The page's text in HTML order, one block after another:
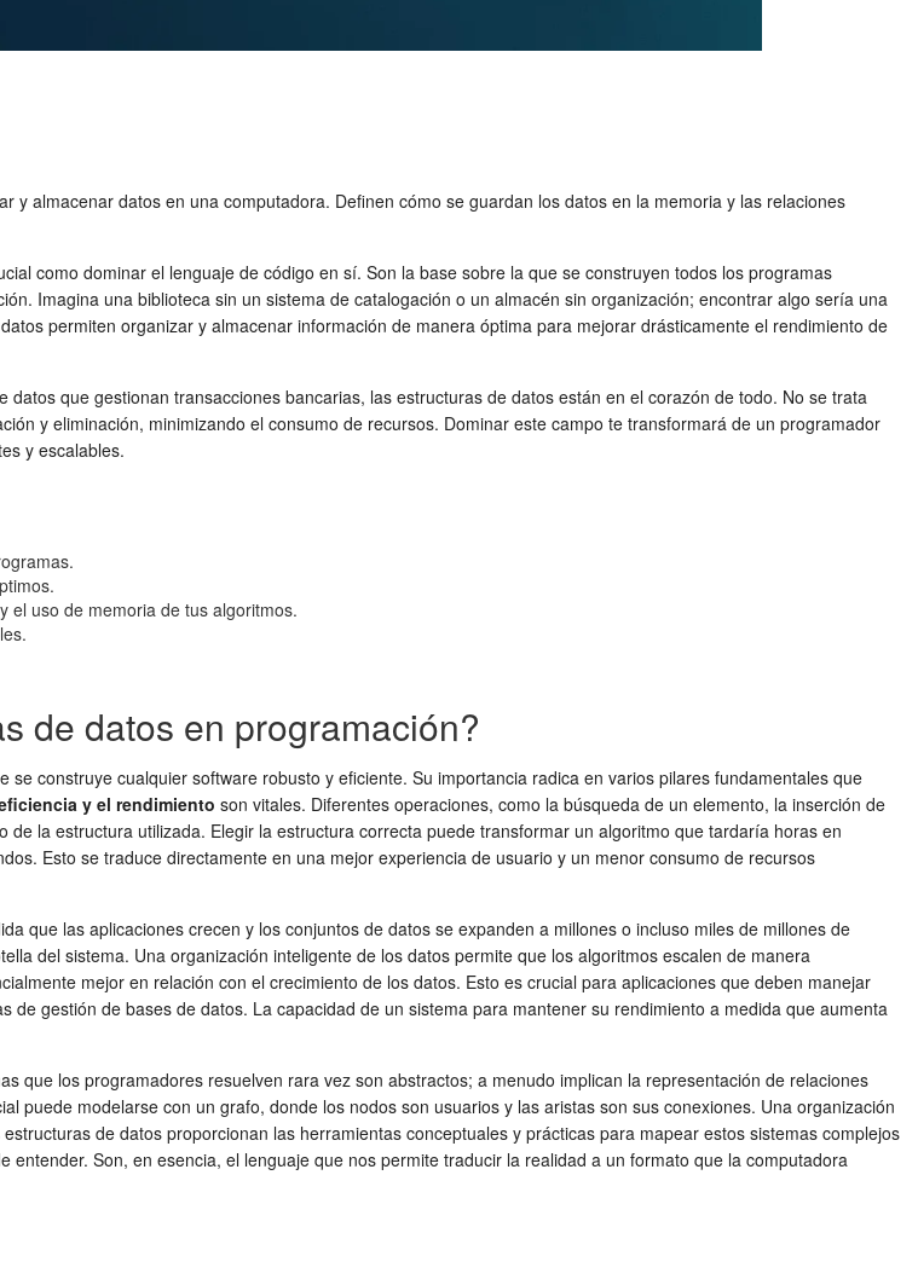
y almacenar datos en una computadora. Definen cómo se guardan los datos en la memoria y las relaciones
como dominar el lenguaje de código en sí. Son la base sobre la que se construyen todos los programas
Imagina una biblioteca sin un sistema de catalogación o un almacén sin organización; encontrar algo sería una
permiten organizar y almacenar información de manera óptima para mejorar drásticamente el rendimiento de
que gestionan transacciones bancarias, las estructuras de datos están en el corazón de todo. No se trata
y eliminación, minimizando el consumo de recursos. Dominar este campo te transformará de un programador
y escalables.
el uso de memoria de tus algoritmos.
de datos en programación?
construye cualquier software robusto y eficiente. Su importancia radica en varios pilares fundamentales que
y el rendimiento son vitales. Diferentes operaciones, como la búsqueda de un elemento, la inserción de
la estructura utilizada. Elegir la estructura correcta puede transformar un algoritmo que tardaría horas en
Esto se traduce directamente en una mejor experiencia de usuario y un menor consumo de recursos
que las aplicaciones crecen y los conjuntos de datos se expanden a millones o incluso miles de millones de
del sistema. Una organización inteligente de los datos permite que los algoritmos escalen de manera
mejor en relación con el crecimiento de los datos. Esto es crucial para aplicaciones que deben manejar
gestión de bases de datos. La capacidad de un sistema para mantener su rendimiento a medida que aumenta
que los programadores resuelven rara vez son abstractos; a menudo implican la representación de relaciones
puede modelarse con un grafo, donde los nodos son usuarios y las aristas son sus conexiones. Una organización
de datos proporcionan las herramientas conceptuales y prácticas para mapear estos sistemas complejos
Son, en esencia, el lenguaje que nos permite traducir la realidad a un formato que la computadora